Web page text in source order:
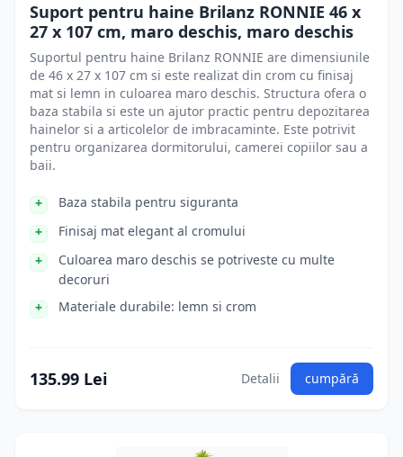
Suport pentru haine Brilanz RONNIE 46 x
27 x 107 cm, maro deschis, maro deschis
Suportul pentru haine Brilanz RONNIE are dimensiunile
de 46 x 27 x 107 cm si este realizat din crom cu finisaj
mat si lemn in culoarea maro deschis. Structura ofera o
baza stabila si este un ajutor practic pentru depozitarea
hainelor si a articolelor de imbracaminte. Este potrivit
pentru organizarea dormitorului, camerei copiilor sau a
baii.
Baza stabila pentru siguranta
Finisaj mat elegant al cromului
Culoarea maro deschis se potriveste cu multe
decoruri
Materiale durabile: lemn si crom
135.99 Lei Detalii cumpără